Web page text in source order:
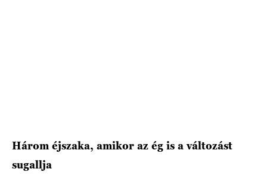
Három éjszaka, amikor az ég is a változást
sugallja